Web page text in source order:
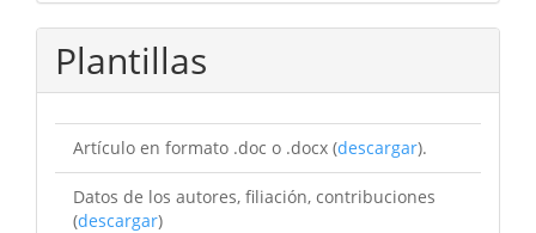
Plantillas
Artículo en formato .doc o .docx (descargar).
Datos de los autores, filiación, contribuciones
(descargar)